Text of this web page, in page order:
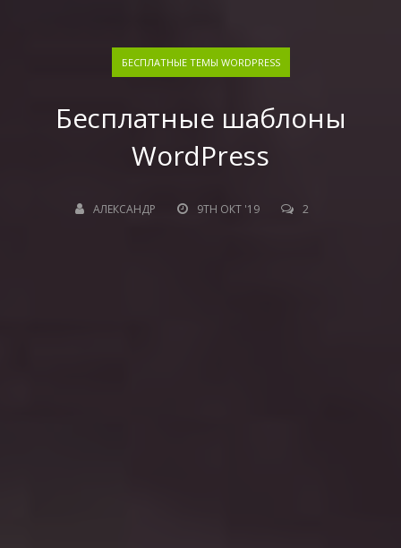
БЕСПЛАТНЫЕ ТЕМЫ WORDPRESS
Бесплатные шаблоны
WordPress
АЛЕКСАНДР 9TH ОКТ '19 2